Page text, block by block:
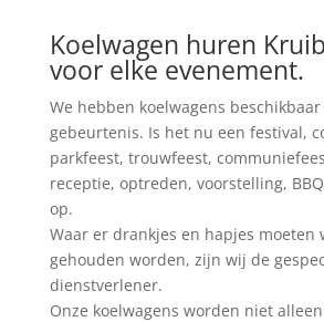
Koelwagen huren
voor elke evenement.
We hebben koelwagens beschikbaar
gebeurtenis. Is het nu een festival,
parkfeest, trouwfeest,
receptie, optreden, voorstelling,
op.
Waar er drankjes en hapjes moeten
gehouden worden, zijn wij de
dienstverlener.
Onze koelwagens worden niet